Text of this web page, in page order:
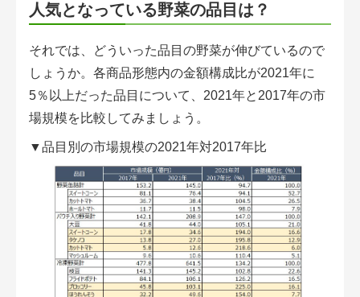
人気となっている野菜の品目は？
それでは、どういった品目の野菜が伸びているので
しょうか。各商品形態内の金額構成比が2021年に
5％以上だった品目について、2021年と2017年の市
場規模を比較してみましょう。
▼品目別の市場規模の2021年対2017年比